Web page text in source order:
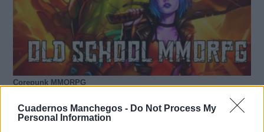
Cuadernos Manchegos - Do Not Process My
Personal Information
Corepunk MMORPG
de antes, pero mejor!